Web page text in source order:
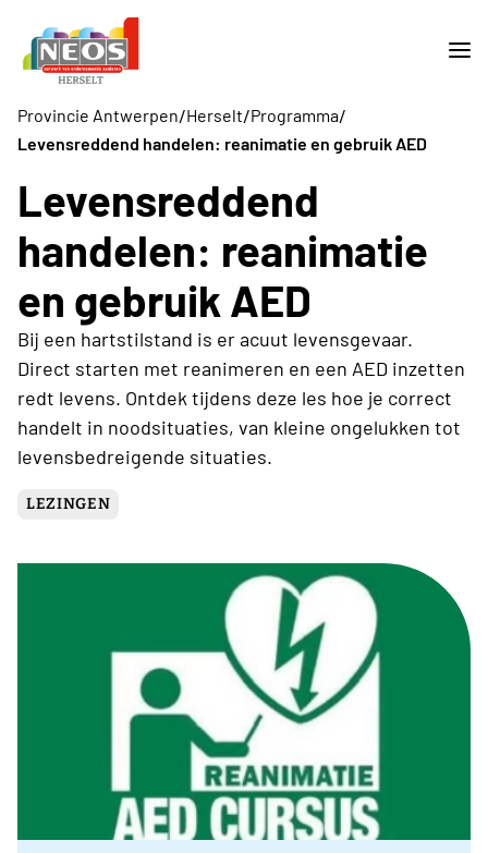
Provincie Antwerpen/Herselt/Programma/
Levensreddend handelen: reanimatie en gebruik AED
Levensreddend
handelen: reanimatie
en gebruik AED
Bij een hartstilstand is er acuut levensgevaar.
Direct starten met reanimeren en een AED inzetten
redt levens. Ontdek tijdens deze les hoe je correct
handelt in noodsituaties, van kleine ongelukken tot
levensbedreigende situaties.
LEZINGEN